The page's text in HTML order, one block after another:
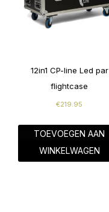
12in1 CP-line Led par
flightcase
€219.95
TOEVOEGEN AAN
WINKELWAGEN